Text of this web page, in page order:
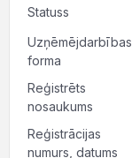
Statuss
Uzņēmējdarbības
forma
Reģistrēts
nosaukums
Reģistrācijas
numurs, datums